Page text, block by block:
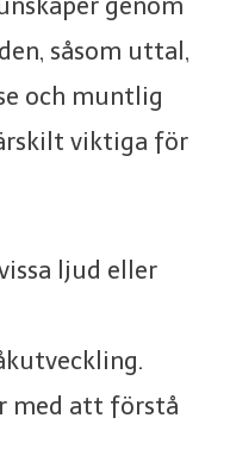
genom
såsom uttal,
och muntlig
viktiga för
ljud eller
med att förstå